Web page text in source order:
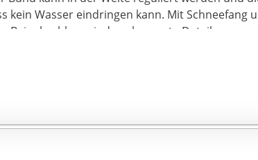
kein Wasser eindringen kann. Mit Schneefang
Beinabschluss sind auch smarte Details.